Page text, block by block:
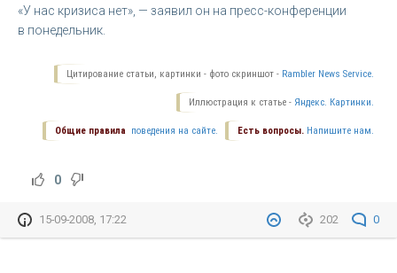
«У нас кризиса нет», — заявил он на пресс-конференции
в понедельник.
Цитирование статьи, картинки - фото скриншот - Rambler News Service.
Иллюстрация к статье - Яндекс. Картинки.
Есть вопросы. Напишите нам.
Общие правила поведения на сайте.
0
202 0
15-09-2008, 17:22